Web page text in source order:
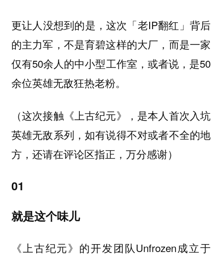
更让人没想到的是，这次「老IP翻红」背后
的主力军，不是育碧这样的大厂，而是一家
仅有50余人的中小型工作室，或者说，是50
余位英雄无敌狂热老粉。
（这次接触《上古纪元》，是本人首次入坑
英雄无敌系列，如有说得不对或者不全的地
方，还请在评论区指正，万分感谢）
01
就是这个味儿
《上古纪元》的开发团队Unfrozen成立于